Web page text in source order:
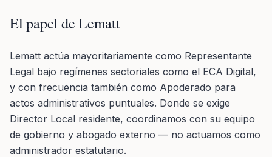
El papel de Lematt
Lematt actúa mayoritariamente como Representante
Legal bajo regímenes sectoriales como el ECA Digital,
y con frecuencia también como Apoderado para
actos administrativos puntuales. Donde se exige
Director Local residente, coordinamos con su equipo
de gobierno y abogado externo — no actuamos como
administrador estatutario.